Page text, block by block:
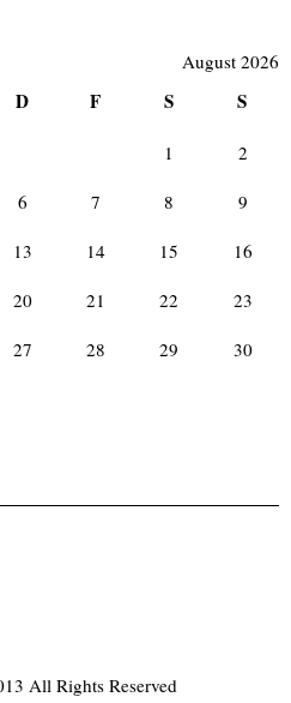
August 2026
D F S S
1 2
6 7 8 9
13 14 15 16
20 21 22 23
27 28 29 30
All Rights Reserved